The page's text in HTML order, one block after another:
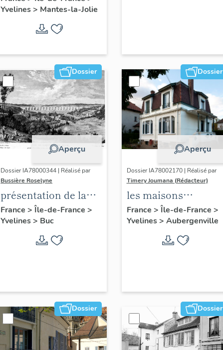
Yvelines> Mantes-la-Jolie
Dossier
Aperçu
Dossier IA78000344 | Réalisé par
Bussière Roselyne
présentation de la
commune de Buc
France > Île-de-France >
Yvelines> Buc
Dossier
Aperçu
Dossier IA78002170 | Réalisé par
Timery Joumana (Rédacteur)
les maisons
d'Elisabethville
France > Île-de-France >
Yvelines> Aubergenville
Dossier Dossier